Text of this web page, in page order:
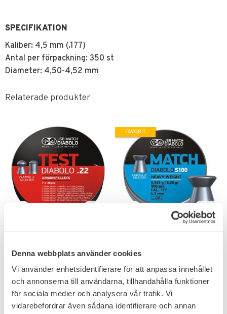
Denna webbplats använder cookies
Vi använder enhetsidentifierare för att anpassa innehållet
och annonserna till användarna, tillhandahålla funktioner
för sociala medier och analysera vår trafik. Vi
vidarebefordrar även sådana identifierare och annan
SPECIFIKATION
Kaliber: 4,5 mm (.177)
Antal per förpackning: 350 st
Diameter: 4,50-4,52 mm
Relaterade produkter
JSB Exact Test 7 X 30st
7 varianter av 5,5 mm
ammunition.
225 KR
Lägg till i favoriter
JSB Blue Match Diabolo
4,5mm
229 KR
FAVORIT